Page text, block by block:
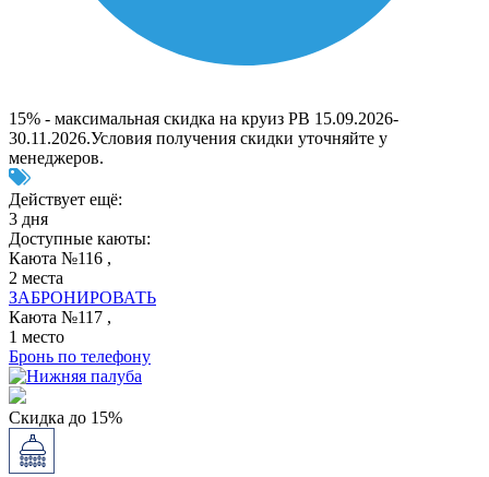
15% - максимальная скидка на круиз РВ 15.09.2026-
30.11.2026.Условия получения скидки уточняйте у
менеджеров.
Действует ещё:
3 дня
Доступные каюты:
Каюта №116 ,
2 места
ЗАБРОНИРОВАТЬ
Каюта №117 ,
1 место
Бронь по телефону
Скидка до 15%